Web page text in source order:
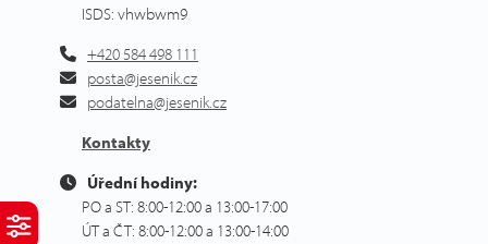
ISDS: vhwbwm9
+420 584 498 111
posta@jesenik.cz
podatelna@jesenik.cz
Kontakty
Úřední hodiny:
PO a ST: 8:00-12:00 a 13:00-17:00
ÚT a ČT: 8:00-12:00 a 13:00-14:00